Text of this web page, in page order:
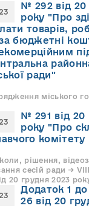
№ 292 від 20
року "Про
товарів,
бюджетні
ради"
міського
№ 291 від 20
року "Про
комітету
рішення,
сесій ради →
20 грудня 2023
Додаток 1
26 від 20